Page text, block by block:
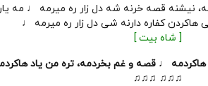
نیشنه قصه خرنه شه دل زار ره میرمه ♩ مه
هاکردن کفاره دارنه شی دل زار ره میرمه ♩
[ شاه بیت ]
هاکردمه ♩ قصه و غم بخردمه، تره من یاد
♫♫♫ ♫♫♫